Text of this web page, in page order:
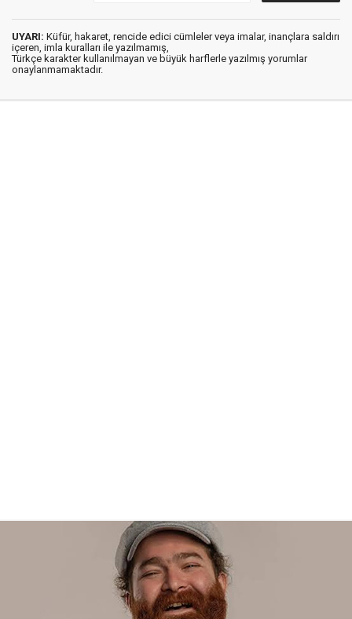
UYARI: Küfür, hakaret, rencide edici cümleler veya imalar, inançlara saldırı
içeren, imla kuralları ile yazılmamış,
Türkçe karakter kullanılmayan ve büyük harflerle yazılmış yorumlar
onaylanmamaktadır.